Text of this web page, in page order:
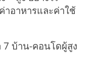
าอาหารและค่าใช้
7 บ้าน-คอนโดผู้สูง